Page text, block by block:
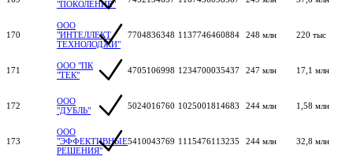
"ПОКОЛЕНИЕ"
170
ООО
"ИНТЕЛЛЕКТ
ТЕХНОЛОДЖИ"
7704836348 1137746460884 248 млн 220 тыс
171
ООО "ПК
"ТЕК"
4705106998 1234700035437 247 млн 17,1 млн
172
ООО
"ДУБЛЬ"
5024016760 1025001814683 244 млн 1,58 млн
173
ООО
"ЭФФЕКТИВНЫЕ
РЕШЕНИЯ"
5410043769 1115476113235 244 млн 32,8 млн